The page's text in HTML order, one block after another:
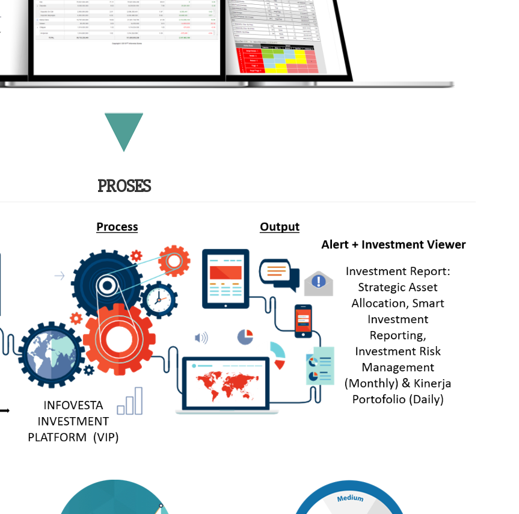
PROSES